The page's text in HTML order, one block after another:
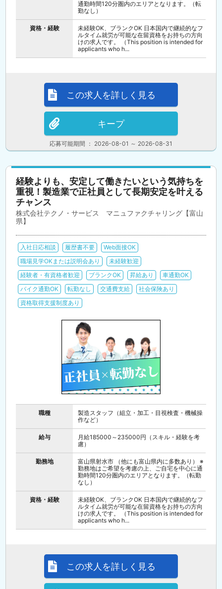
通勤時間120分圏内のエリアとなります。（転
勤なし）
資格・経験
未経験OK、ブランクOK 日本国内で継続的なフ
ルタイム就労が可能な在留資格をお持ちの方向
けの求人です。 （This position is intended for
applicants who h...
応募可能期間 ： 2026-08-01 ～ 2026-08-31
この求人を詳しく見る
キープ
経験よりも、安定して働きたいという気持ちを
重視！製造業で正社員として長期安定を叶える
チャンス
株式会社テクノ・サービス マニュファクチャリング【富山
県】
入社日応相談 履歴書不要
Web面接OK
職場見学OKまたは説明会あり
未経験歓迎
経験者・有資格者歓迎
ブランクOK 昇給あり
車通勤OK
バイク通勤OK
転勤なし 交通費支給
社会保険あり
資格取得支援制度あり
職種
製造スタッフ（組立・加工・目視検査・機械操
作など）
給与
月給185000～235000円（スキル・経験を考
慮）
勤務地
富山県射水市 （他にも富山県内に多数あり） ※
勤務地はご希望を考慮の上、ご自宅を中心に通
勤時間120分圏内のエリアとなります。（転勤
なし）
資格・経験
未経験OK、ブランクOK 日本国内で継続的なフ
ルタイム就労が可能な在留資格をお持ちの方向
けの求人です。 （This position is intended for
applicants who h...
この求人を詳しく見る